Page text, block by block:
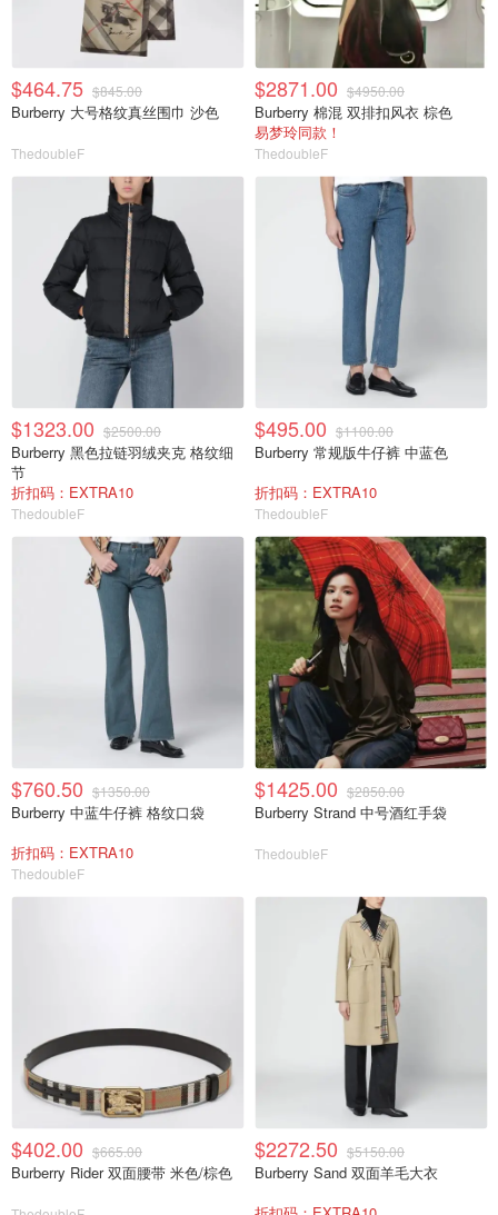
$464.75 $845.00
Burberry 大号格纹真丝围巾 沙色
ThedoubleF
$2871.00 $4950.00
Burberry 棉混 双排扣风衣 棕色
易梦玲同款！
ThedoubleF
$1323.00 $2500.00
Burberry 黑色拉链羽绒夹克 格纹细
节
折扣码：EXTRA10
ThedoubleF
$495.00 $1100.00
Burberry 常规版牛仔裤 中蓝色
折扣码：EXTRA10
ThedoubleF
$760.50 $1350.00
Burberry 中蓝牛仔裤 格纹口袋
折扣码：EXTRA10
ThedoubleF
$1425.00 $2850.00
Burberry Strand 中号酒红手袋
ThedoubleF
$402.00 $665.00
Burberry Rider 双面腰带 米色/棕色
$2272.50 $5150.00
Burberry Sand 双面羊毛大衣